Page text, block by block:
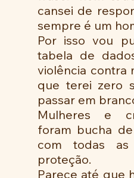
cansei de
sempre é um
Por isso vou
tabela de
violência contra
que terei zero
passar em
Mulheres e
foram bucha
com todas as
proteção.
Parece até que